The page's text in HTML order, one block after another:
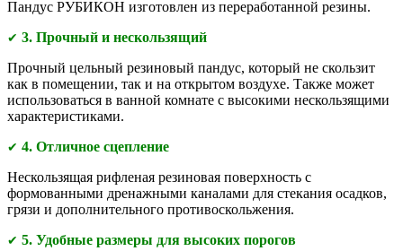
Пандус РУБИКОН изготовлен из переработанной резины.
✔ 3. Прочный и нескользящий
Прочный цельный резиновый пандус, который не скользит
как в помещении, так и на открытом воздухе. Также может
использоваться в ванной комнате с высокими нескользящими
характеристиками.
✔ 4. Отличное сцепление
Нескользящая рифленая резиновая поверхность с
формованными дренажными каналами для стекания осадков,
грязи и дополнительного противоскольжения.
✔ 5. Удобные размеры для высоких порогов